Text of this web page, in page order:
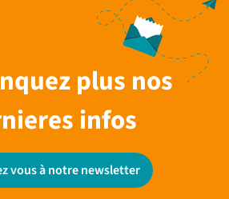
plus nos
infos
vous à notre newsletter